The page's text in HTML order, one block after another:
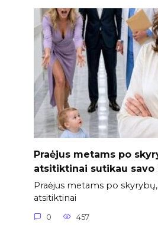
Praėjus metams po
atsitiktinai sutikau savo
Praėjus metams po
atsitiktinai
0 457